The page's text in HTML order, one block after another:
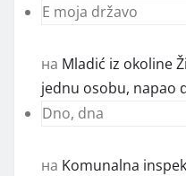
E moja državo
на Mladić iz okoline
jednu osobu, napao
Dno, dna
на Komunalna